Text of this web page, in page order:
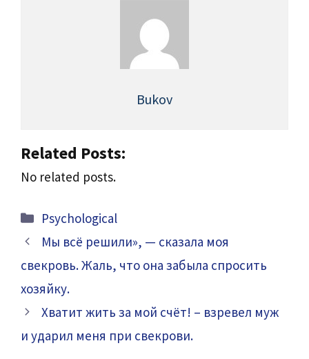
Bukov
Related Posts:
No related posts.
Categories
Psychological
Мы всё решили», — сказала моя
свекровь. Жаль, что она забыла спросить
хозяйку.
Хватит жить за мой счёт! – взревел муж
и ударил меня при свекрови.